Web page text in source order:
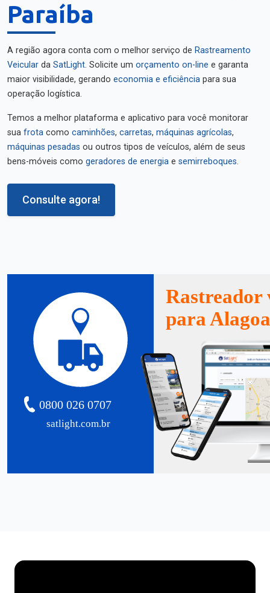
Paraíba
A região agora conta com o melhor serviço de Rastreamento
Veicular da SatLight. Solicite um orçamento on-line e garanta
maior visibilidade, gerando economia e eficiência para sua
operação logística.
Temos a melhor plataforma e aplicativo para você monitorar
sua frota como caminhões, carretas, máquinas agrícolas,
máquinas pesadas ou outros tipos de veículos, além de seus
bens-móveis como geradores de energia e semirreboques.
Consulte agora!
satlight.com.br
0800 026 0707
Rastreador
para